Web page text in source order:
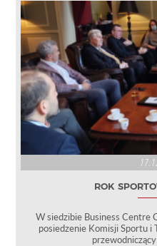
ROK
W siedzibie Business Centre
posiedzenie Komisji Sportu i